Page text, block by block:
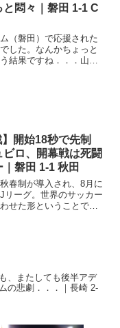
残り5試合、いよいよ本
悶々｜磐田 1-1 C
（磐田）で応援された
した。なんかちょっと
結果ですね．．．山田
】開始18秒で先制
ロ、開幕戦は死闘
磐田 1-1 秋田
春制が導入され、8月に
リーグ。世界のサッカー
せた形ということで、
、またしても後半アデ
の悲劇．．．｜長崎 2-